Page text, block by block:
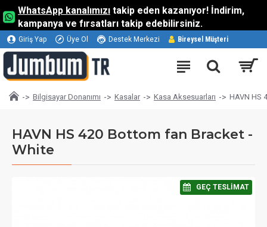
WhatsApp kanalımızı takip eden kazanıyor! İndirim,
kampanya ve fırsatları takip edebilirsiniz.
Giriş Yap Üye Ol Destek Merkezi Bireysel Müşteri
Bilgisayar Donanımı Kasalar Kasa Aksesuarları HAVN HS
HAVN HS 420 Bottom fan Bracket -
White
⠀GEÇ TESLIMAT